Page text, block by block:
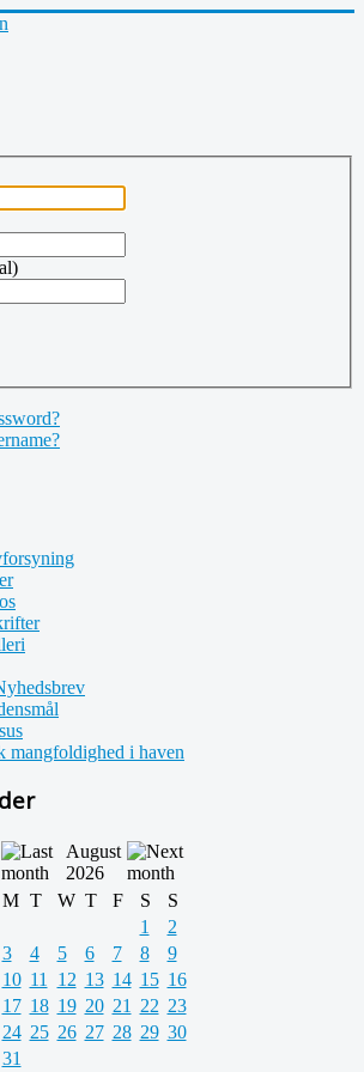
mangfoldighed i haven
August
2026
M T W T F S
S
1
2
3
4 5 6 7 8
9
10 11 12 13 14 15 16
17 18 19 20 21 22 23
24 25 26 27 28 29 30
31